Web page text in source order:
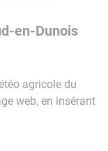
en-Dunois
agricole du
web, en insérant